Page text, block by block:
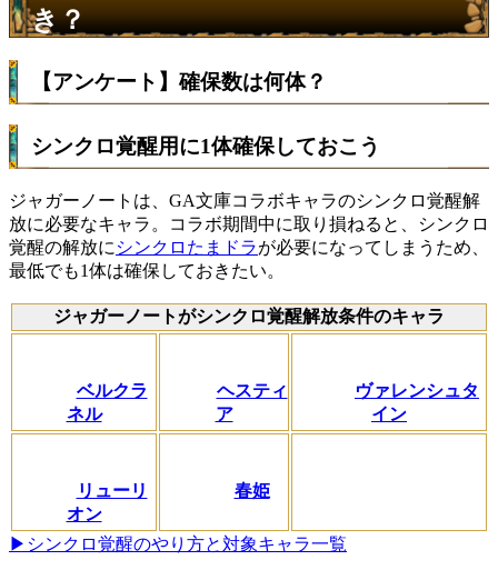
き？
【アンケート】確保数は何体？
シンクロ覚醒用に1体確保しておこう
ジャガーノートは、GA文庫コラボキャラのシンクロ覚醒解
放に必要なキャラ。コラボ期間中に取り損ねると、シンクロ
覚醒の解放に シンクロたまドラが必要になってしまうため、
最低でも1体は確保しておきたい。
ジャガーノートがシンクロ覚醒解放条件のキャラ
ベルクラ
ネル
ヘスティ
ア
ヴァレンシュタ
イン
リューリ
オン
春姫
▶シンクロ覚醒のやり方と対象キャラ一覧